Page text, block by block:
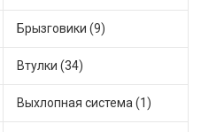
Брызговики (9)
Втулки (34)
Выхлопная система (1)